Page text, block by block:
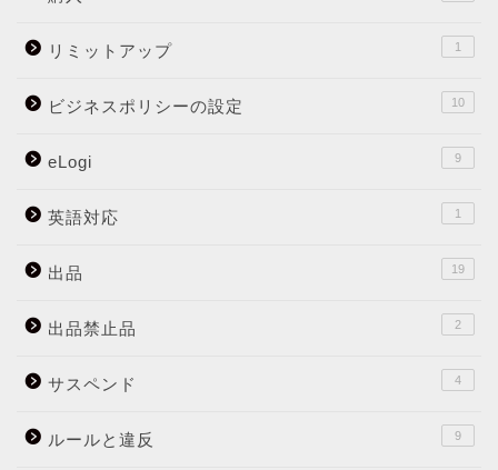
リミットアップ 1
ビジネスポリシーの設定 10
eLogi 9
英語対応 1
出品 19
出品禁止品 2
サスペンド 4
ルールと違反 9